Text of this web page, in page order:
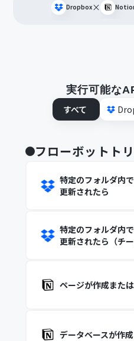
Dropbox×
実行可能な
すべて
フローボットト
特定のフォルダ内
更新されたら
特定のフォルダ内
更新されたら（チー
ページが作成また
データベースが作